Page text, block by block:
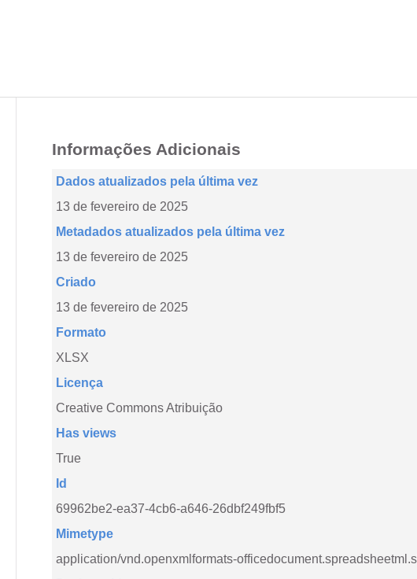
Informações Adicionais
Dados atualizados pela última vez
13 de fevereiro de 2025
Metadados atualizados pela última vez
13 de fevereiro de 2025
Criado
13 de fevereiro de 2025
Formato
XLSX
Licença
Creative Commons Atribuição
Has views
True
Id
69962be2-ea37-4cb6-a646-26dbf249fbf5
Mimetype
application/vnd.openxmlformats-